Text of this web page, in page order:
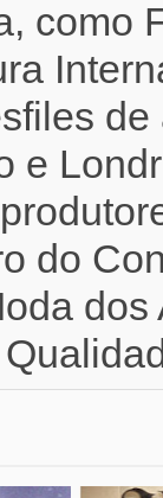
como
e
do